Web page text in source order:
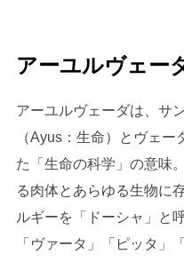
アーユルヴェー
アーユルヴェーダは、サ
（Ayus：生命）とヴェ
た「生命の科学」の意味
る肉体とあらゆる生物に
ルギーを「ドーシャ」と
「ヴァータ」「ピッタ」